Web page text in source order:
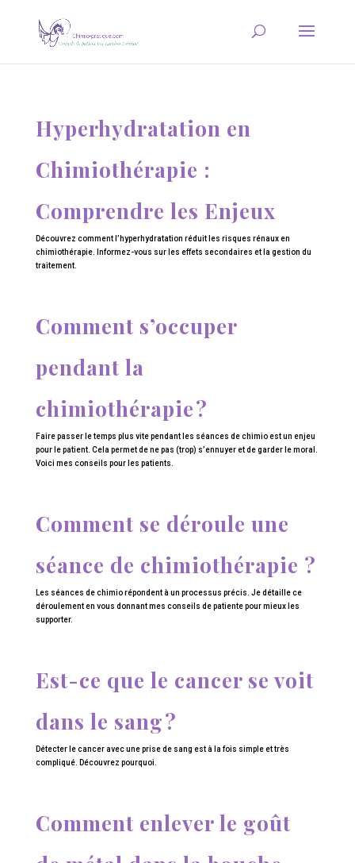
Hyperhydratation en
Chimiothérapie :
Comprendre les Enjeux
Découvrez comment l’hyperhydratation réduit les risques rénaux en
chimiothérapie. Informez-vous sur les effets secondaires et la gestion du
traitement.
Comment s’occuper
pendant la
chimiothérapie ?
Faire passer le temps plus vite pendant les séances de chimio est un enjeu
pour le patient. Cela permet de ne pas (trop) s’ennuyer et de garder le moral.
Voici mes conseils pour les patients.
Comment se déroule une
séance de chimiothérapie ?
Les séances de chimio répondent à un processus précis. Je détaille ce
déroulement en vous donnant mes conseils de patiente pour mieux les
supporter.
Est-ce que le cancer se voit
dans le sang ?
Détecter le cancer avec une prise de sang est à la fois simple et très
compliqué. Découvrez pourquoi.
Comment enlever le goût